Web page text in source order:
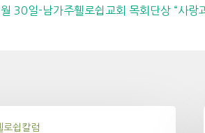
30일-남가주휄로쉽교회 목회단상 “사랑
로쉽칼럼